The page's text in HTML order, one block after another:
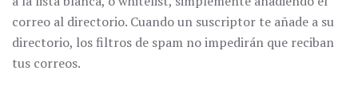
correo al directorio. Cuando un suscriptor te añade a su
directorio, los filtros de spam no impedirán que reciban
tus correos.